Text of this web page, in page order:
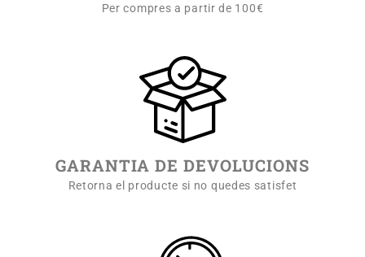
Per compres a partir de 100€
GARANTIA DE DEVOLUCIONS
Retorna el producte si no quedes satisfet